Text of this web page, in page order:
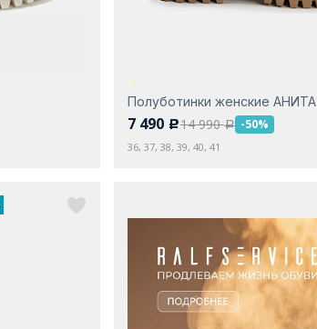
Полуботинки женские АНИТА
7 490 c14 990a -50%
36, 37, 38, 39, 40, 41